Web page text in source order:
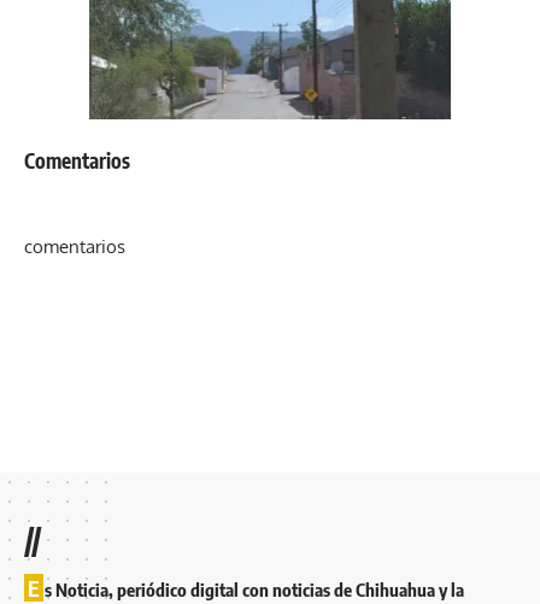
Comentarios
comentarios
//
E s Noticia, periódico digital con noticias de Chihuahua y la